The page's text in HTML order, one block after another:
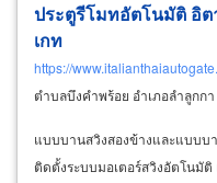
ประตูรีโมทอัตโนมัติ อิต
เกท
https://
ตำบลบึงคำพร้อย อำเภอลำลูกก
แบบบานสวิงสองข้างและแบบบ
ติดตั้งระบบมอเตอร์สวิงอัตโน